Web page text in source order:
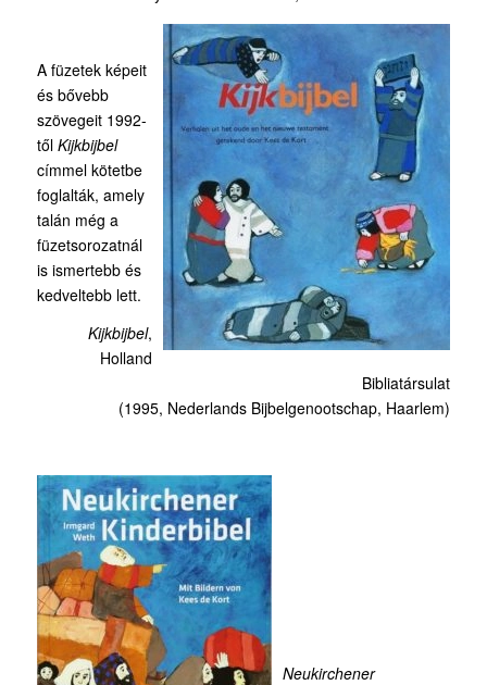
A füzetek képeit
és bővebb
szövegeit 1992-
től Kijkbijbel
címmel kötetbe
foglalták, amely
talán még a
füzetsorozatnál
is ismertebb és
kedveltebb lett.
Kijkbijbel,
Holland
Bibliatársulat
(1995, Nederlands Bijbelgenootschap, Haarlem)
Neukirchener